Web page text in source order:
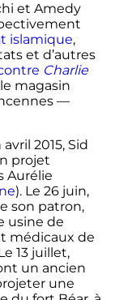
et Amedy
islamique,
et d’autres
Charlie
magasin
—
avril 2015, Sid
projet
Aurélie
). Le 26 juin,
son patron,
usine de
médicaux de
13 juillet,
un ancien
une